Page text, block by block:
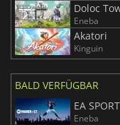
Doloc
Eneba
Akatori
Kinguin
BALD VERFÜGBAR
EA
Eneba